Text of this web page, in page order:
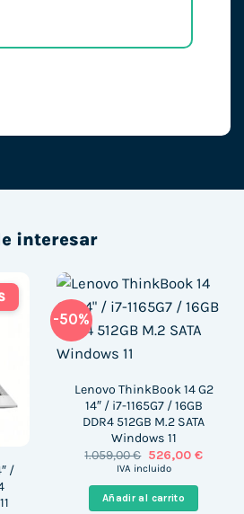
interesar
/
-50%
Lenovo ThinkBook 14 G2
14″ / i7-1165G7 / 16GB
DDR4 512GB M.2 SATA
Windows 11
1.059,00€ El
precio
era:
1.059,00 €.
526,00 €El
IVA incluido
Añadir al carrito